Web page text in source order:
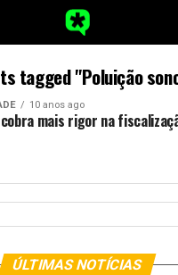
tagged "Poluição
10 anos ago
mais rigor na
ÚLTIMAS NOTÍCIAS